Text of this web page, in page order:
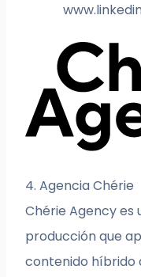
4. Agencia Chérie
Chérie Agency es
producción que
contenido híbrido